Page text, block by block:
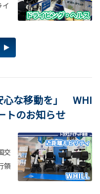
心な移動を」 WHI
トのお知らせ
交
領